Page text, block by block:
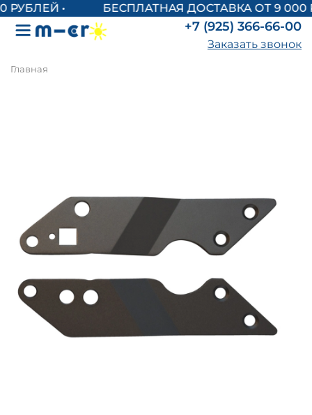
БЕСПЛАТНАЯ ДОСТАВКА ОТ 9 000
+7 (925) 366-66-00
Заказать звонок
Главная